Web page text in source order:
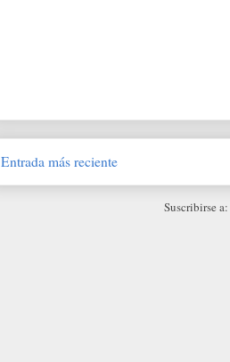
Entrada más reciente
Suscribirse a: